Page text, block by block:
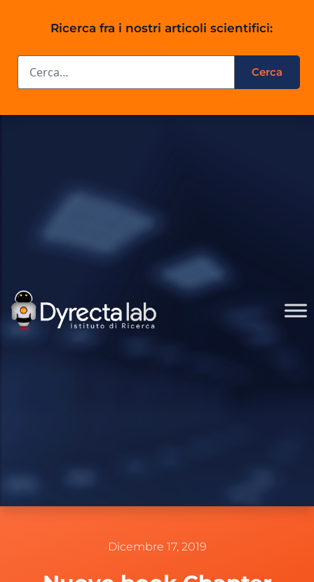
Ricerca fra i nostri articoli scientifici:
Dicembre 17, 2019